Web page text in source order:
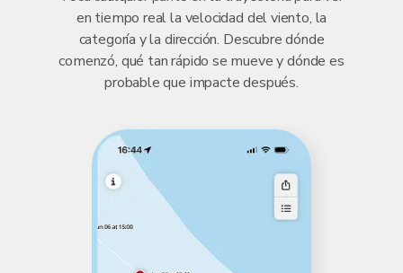
en tiempo real la velocidad del viento, la
categoría y la dirección. Descubre dónde
comenzó, qué tan rápido se mueve y dónde es
probable que impacte después.